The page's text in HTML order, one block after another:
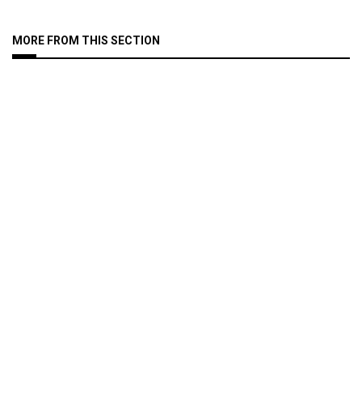
MORE FROM THIS SECTION